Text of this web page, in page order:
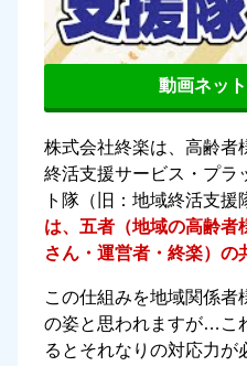
動画ネッ
株式会社終楽は、高齢者
終活支援サービス・プラ
ト隊（旧：地域終活支援
は、五者（地域の高齢者
さん・運営者・終楽）の
この仕組みを地域関係者
の姿と思われますが…こ
るとそれなりの対応力が